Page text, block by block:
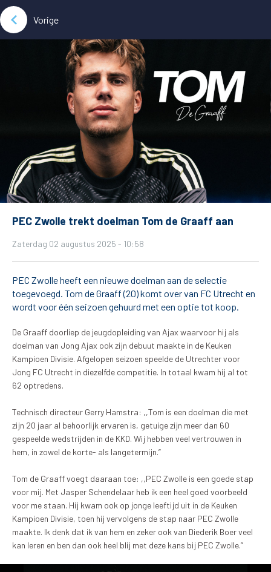
Vorige
Tickets
Matchdays
Teams
Supporters
Business
MVO & Regio
Fanshop
PEC Zwolle trekt doelman Tom de Graaff aan
Zaterdag 02 augustus 2025 - 10:58
PEC Zwolle heeft een nieuwe doelman aan de selectie
toegevoegd. Tom de Graaff (20) komt over van FC Utrecht en
wordt voor één seizoen gehuurd met een optie tot koop.
De Graaff doorliep de jeugdopleiding van Ajax waarvoor hij als
doelman van Jong Ajax ook zijn debuut maakte in de Keuken
Kampioen Divisie. Afgelopen seizoen speelde de Utrechter voor
Jong FC Utrecht in diezelfde competitie. In totaal kwam hij al tot
62 optredens.
Technisch directeur Gerry Hamstra: ,,Tom is een doelman die met
zijn 20 jaar al behoorlijk ervaren is, getuige zijn meer dan 60
gespeelde wedstrijden in de KKD. Wij hebben veel vertrouwen in
hem, in zowel de korte- als langetermijn.”
Tom de Graaff voegt daaraan toe: ,,PEC Zwolle is een goede stap
voor mij. Met Jasper Schendelaar heb ik een heel goed voorbeeld
voor me staan. Hij kwam ook op jonge leeftijd uit in de Keuken
Kampioen Divisie, toen hij vervolgens de stap naar PEC Zwolle
maakte. Ik denk dat ik van hem en zeker ook van Diederik Boer veel
kan leren en ben dan ook heel blij met deze kans bij PEC Zwolle.”